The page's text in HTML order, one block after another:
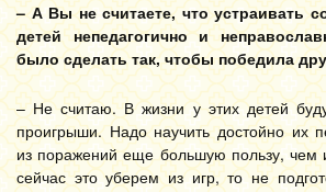
– А Вы не считаете, что устраивать
детей непедагогично и
было сделать так, чтобы победила
– Не считаю. В жизни у этих детей
проигрыши. Надо научить достойно их
из поражений еще большую пользу,
сейчас это уберем из игр, то не